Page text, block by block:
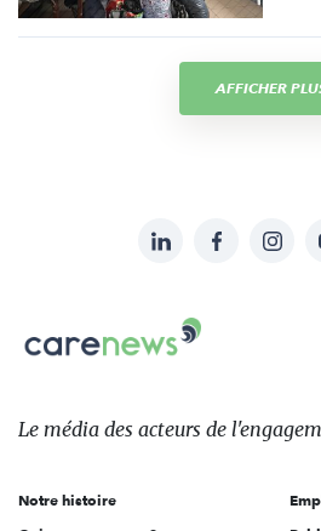
AFFICHER
sur:
LinkedInFacebook
Carenews,
Le
des
l'engagement
Le média des acteurs de
Notre histoire